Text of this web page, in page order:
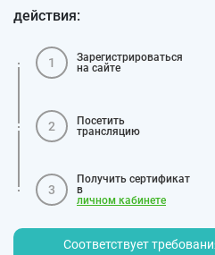
действия:
1
Зарегистрироваться
на сайте
2
Посетить
трансляцию
3
Получить сертификат
в
личном кабинете
Соответствует